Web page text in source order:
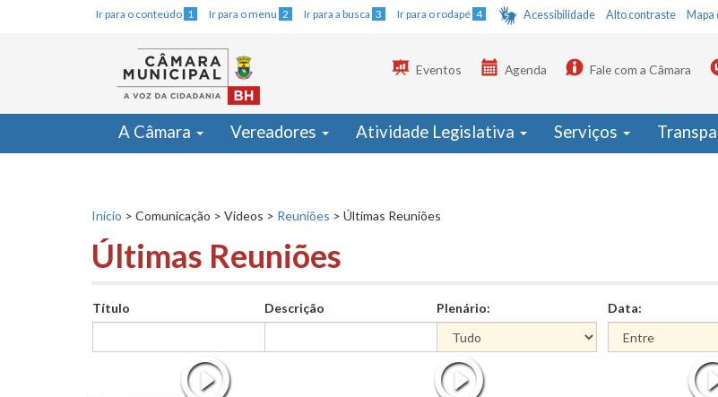
Ir para o conteúdo 1 Ir para o menu 2 Ir para a busca 3 Ir para o rodapé 4 Acessibilidade Alto contraste Mapa
Eventos Agenda Fale com a Câmara
A Câmara Vereadores Atividade Legislativa Serviços
Início > Comunicação > Vídeos > Reuniões > Últimas Reuniões
Últimas Reuniões
Título Descrição Plenário: Data: